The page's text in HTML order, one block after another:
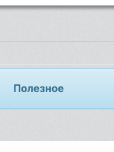
Полезное